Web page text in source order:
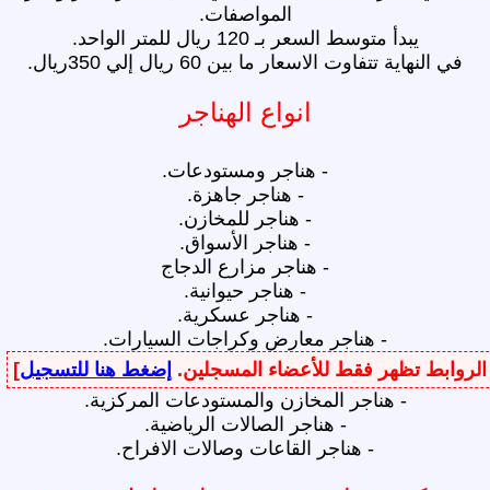
المواصفات.
يبدأ متوسط السعر بـ 120 ريال للمتر الواحد.
في النهاية تتفاوت الاسعار ما بين 60 ريال إلي 350ريال.
انواع الهناجر
- هناجر ومستودعات.
- هناجر جاهزة.
- هناجر للمخازن.
- ‏هناجر الأسواق.
- هناجر مزارع الدجاج
- هناجر حيوانية.
- هناجر عسكرية.
- هناجر معارض وكراجات السيارات.
الروابط تظهر فقط للأعضاء المسجلين. إضغط هنا للتسجيل]
- هناجر المخازن والمستودعات المركزية.
- هناجر الصالات الرياضية.
- هناجر القاعات وصالات الافراح.